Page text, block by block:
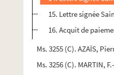
15. Lettre signée
16. Acquit de
Ms. 3255 (C). AZAÏS,
Ms. 3256 (C). MARTIN,